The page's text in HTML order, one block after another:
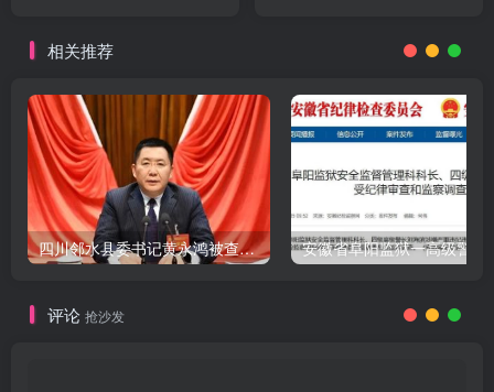
相关推荐
四川邻水县委书记黄永鸿被查，9天前还公开出席活动
评论 抢沙发